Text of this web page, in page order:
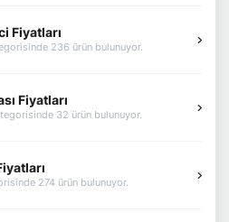
Fiyatları
236 ürün bulunuyor.
Fiyatları
32 ürün bulunuyor.
274 ürün bulunuyor.